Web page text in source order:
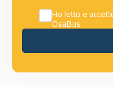
Ho letto e
OsaBus